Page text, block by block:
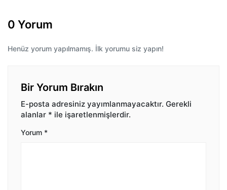
0 Yorum
Henüz yorum yapılmamış. İlk yorumu siz yapın!
Bir Yorum Bırakın
E-posta adresiniz yayımlanmayacaktır. Gerekli
alanlar * ile işaretlenmişlerdir.
Yorum *